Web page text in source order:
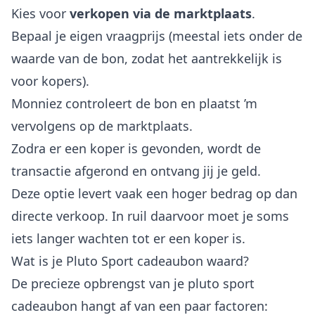
Kies voor verkopen via de marktplaats.
Bepaal je eigen vraagprijs (meestal iets onder de
waarde van de bon, zodat het aantrekkelijk is
voor kopers).
Monniez controleert de bon en plaatst ’m
vervolgens op de marktplaats.
Zodra er een koper is gevonden, wordt de
transactie afgerond en ontvang jij je geld.
Deze optie levert vaak een hoger bedrag op dan
directe verkoop. In ruil daarvoor moet je soms
iets langer wachten tot er een koper is.
Wat is je Pluto Sport cadeaubon waard?
De precieze opbrengst van je pluto sport
cadeaubon hangt af van een paar factoren: